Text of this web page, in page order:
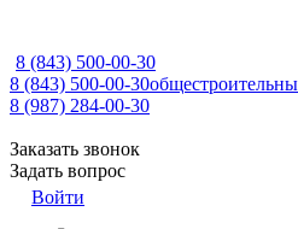
8 (843) 500-00-30
8 (843) 500-00-30
8 (987) 284-00-30
Заказать звонок
Задать вопрос
Войти